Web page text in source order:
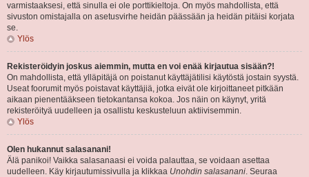
varmistaaksesi, että sinulla ei ole porttikieltoja. On myös mahdollista, että
sivuston omistajalla on asetusvirhe heidän päässään ja heidän pitäisi korjata
se.
Ylös
Rekisteröidyin joskus aiemmin, mutta en voi enää kirjautua sisään?!
On mahdollista, että ylläpitäjä on poistanut käyttäjätilisi käytöstä jostain syystä.
Useat foorumit myös poistavat käyttäjiä, jotka eivät ole kirjoittaneet pitkään
aikaan pienentääkseen tietokantansa kokoa. Jos näin on käynyt, yritä
rekisteröityä uudelleen ja osallistu keskusteluun aktiivisemmin.
Ylös
Olen hukannut salasanani!
Älä panikoi! Vaikka salasanaasi ei voida palauttaa, se voidaan asettaa
uudelleen. Käy kirjautumissivulla ja klikkaa Unohdin salasanani. Seuraa